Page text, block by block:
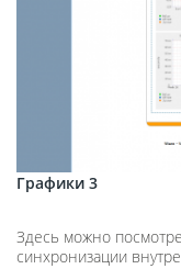
Графики 3
Здесь можно
синхронизации